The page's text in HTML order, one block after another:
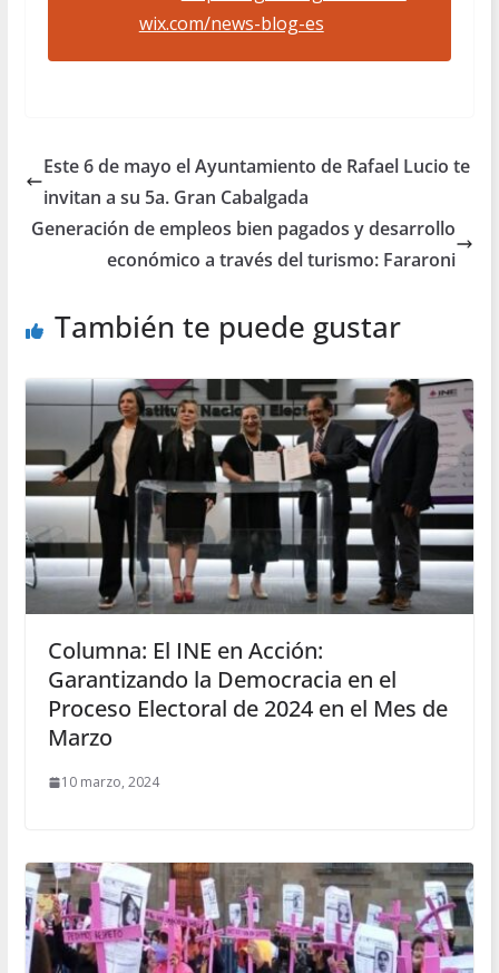
wix.com/news-blog-es
Este 6 de mayo el Ayuntamiento de Rafael Lucio te
invitan a su 5a. Gran Cabalgada
Generación de empleos bien pagados y desarrollo
económico a través del turismo: Fararoni
También te puede gustar
Columna: El INE en Acción:
Garantizando la Democracia en el
Proceso Electoral de 2024 en el Mes de
Marzo
10 marzo, 2024